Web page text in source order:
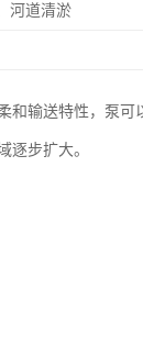
河道清淤
和输送特性，泵可
逐步扩大。